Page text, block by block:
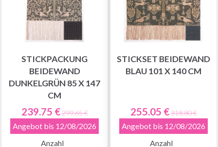
STICKPACKUNG
BEIDEWAND
DUNKELGRÜN 85 X 147
CM
239.75 €299.65 €
Angebot bis 12/08/2026
Anzahl
STICKSET BEIDEWAND
BLAU 101 X 140 CM
255.05 €318.80 €
Angebot bis 12/08/2026
Anzahl